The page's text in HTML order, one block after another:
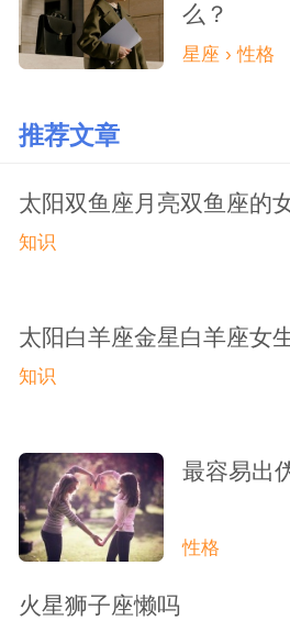
么？
星座 › 性格
推荐文章
太阳双鱼座月亮双鱼座的
知识
太阳白羊座金星白羊座女
知识
最容易出
性格
火星狮子座懒吗